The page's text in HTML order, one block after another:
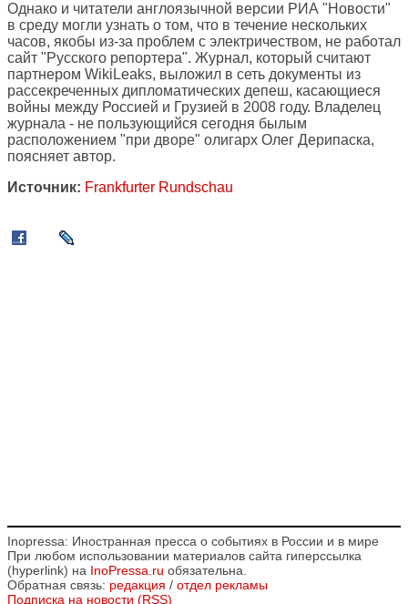
Однако и читатели англоязычной версии РИА "Новости"
в среду могли узнать о том, что в течение нескольких
часов, якобы из-за проблем с электричеством, не работал
сайт "Русского репортера". Журнал, который считают
партнером WikiLeaks, выложил в сеть документы из
рассекреченных дипломатических депеш, касающиеся
войны между Россией и Грузией в 2008 году. Владелец
журнала - не пользующийся сегодня былым
расположением "при дворе" олигарх Олег Дерипаска,
поясняет автор.
Источник: Frankfurter Rundschau
Inopressa: Иностранная пресса о событиях в России и в мире
При любом использовании материалов сайта гиперссылка
(hyperlink) на InoPressa.ru обязательна.
Обратная связь: редакция / отдел рекламы
Подписка на новости (RSS)